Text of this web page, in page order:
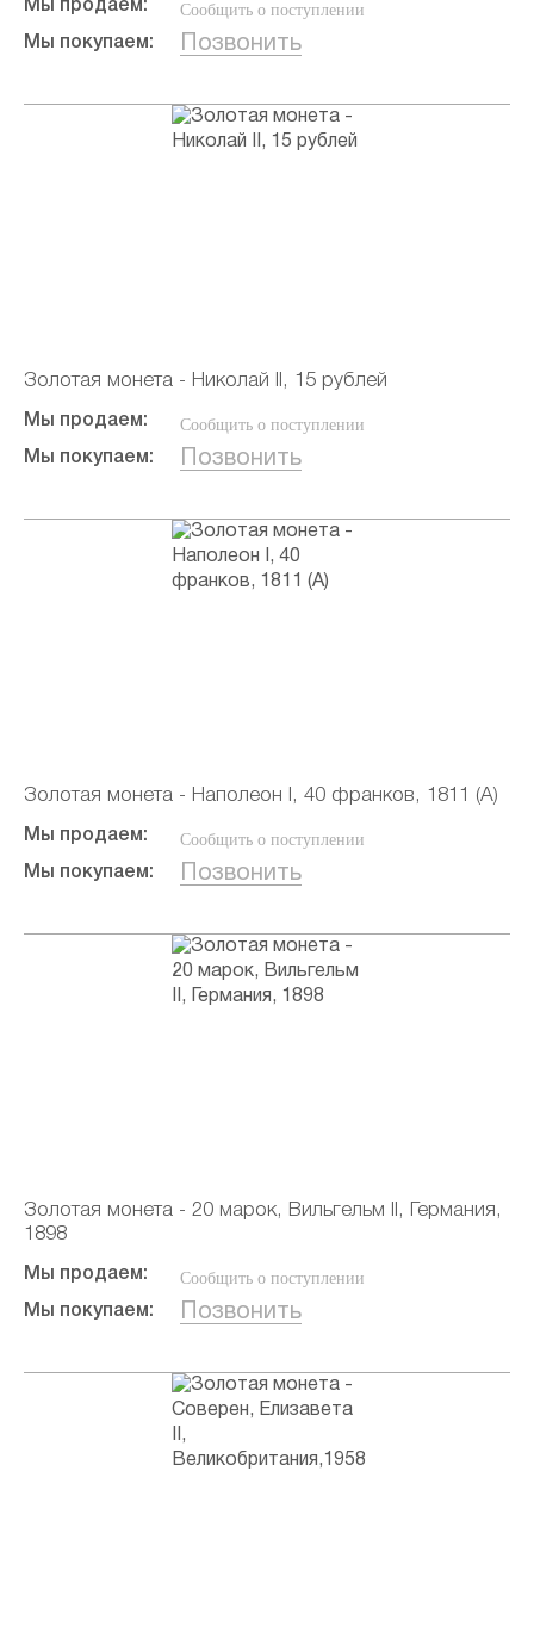
Мы продаем: Сообщить о поступлении
Мы покупаем: Позвонить
Золотая монета - Николай II, 15 рублей
Мы продаем: Сообщить о поступлении
Мы покупаем: Позвонить
Золотая монета - Наполеон I, 40 франков, 1811 (А)
Мы продаем: Сообщить о поступлении
Мы покупаем: Позвонить
Золотая монета - 20 марок, Вильгельм II, Германия,
1898
Мы продаем: Сообщить о поступлении
Мы покупаем: Позвонить